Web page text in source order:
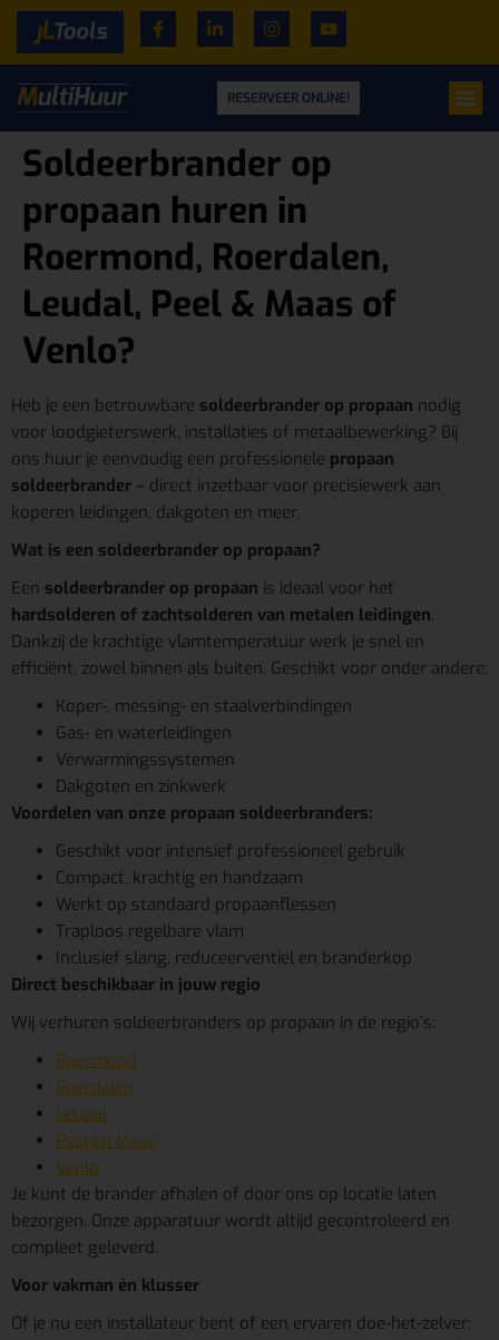
RESERVEER ONLINE!
Soldeerbrander op
propaan huren in
Roermond, Roerdalen,
Leudal, Peel & Maas of
Venlo?
Heb je een betrouwbare soldeerbrander op propaan nodig
voor loodgieterswerk, installaties of metaalbewerking? Bij
ons huur je eenvoudig een professionele propaan
soldeerbrander – direct inzetbaar voor precisiewerk aan
koperen leidingen, dakgoten en meer.
Wat is een soldeerbrander op propaan?
Een soldeerbrander op propaan is ideaal voor het
hardsolderen of zachtsolderen van metalen leidingen.
Dankzij de krachtige vlamtemperatuur werk je snel en
efficiënt, zowel binnen als buiten. Geschikt voor onder andere:
Koper-, messing- en staalverbindingen
Gas- en waterleidingen
Verwarmingssystemen
Dakgoten en zinkwerk
Voordelen van onze propaan soldeerbranders:
Geschikt voor intensief professioneel gebruik
Compact, krachtig en handzaam
Werkt op standaard propaanflessen
Traploos regelbare vlam
Inclusief slang, reduceerventiel en branderkop
Direct beschikbaar in jouw regio
Wij verhuren soldeerbranders op propaan in de regio’s:
Roermond
Roerdalen
Leudal
Peel en Maas
Venlo
Je kunt de brander afhalen of door ons op locatie laten
bezorgen. Onze apparatuur wordt altijd gecontroleerd en
compleet geleverd.
Voor vakman én klusser
Of je nu een installateur bent of een ervaren doe-het-zelver: